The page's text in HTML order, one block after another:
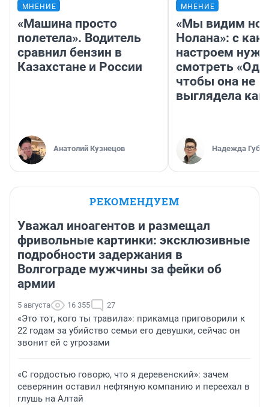
МНЕНИЕ
«Машина просто
полетела». Водитель
сравнил бензин в
Казахстане и России
Анатолий Кузнецов
МНЕНИЕ
«Мы видим
Нолана»: с
настроем
смотреть
чтобы она не
выглядела как
Надежда
РЕКОМЕНДУЕМ
Уважал иноагентов и размещал
фривольные картинки: эксклюзивные
подробности задержания в
Волгограде мужчины за фейки об
армии
5 августа 16 355 27
«Это тот, кого ты травила»: прикамца приговорили к
22 годам за убийство семьи его девушки, сейчас он
звонит ей с угрозами
«С гордостью говорю, что я деревенский»: зачем
северянин оставил нефтяную компанию и переехал в
глушь на Алтай